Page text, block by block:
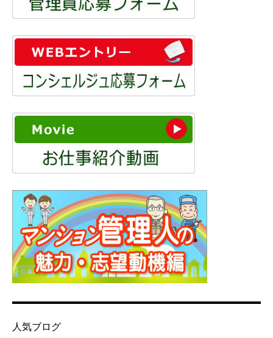
人気ブログ